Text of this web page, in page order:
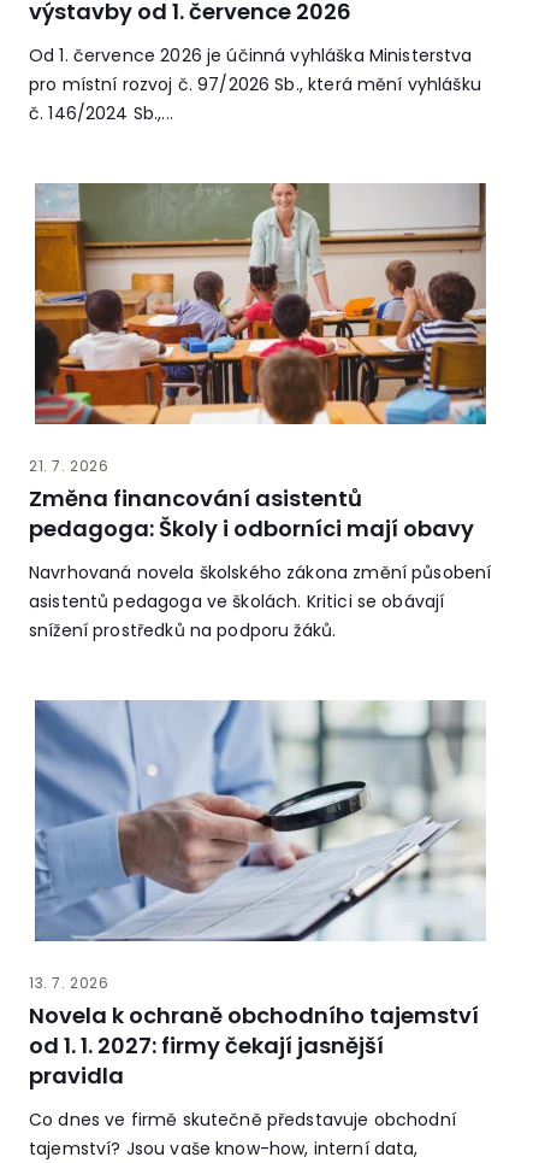
výstavby od 1. července 2026
Od 1. července 2026 je účinná vyhláška Ministerstva
pro místní rozvoj č. 97/2026 Sb., která mění vyhlášku
č. 146/2024 Sb.,...
21. 7. 2026
Změna financování asistentů
pedagoga: Školy i odborníci mají obavy
Navrhovaná novela školského zákona změní působení
asistentů pedagoga ve školách. Kritici se obávají
snížení prostředků na podporu žáků.
13. 7. 2026
Novela k ochraně obchodního tajemství
od 1. 1. 2027: firmy čekají jasnější
pravidla
Co dnes ve firmě skutečně představuje obchodní
tajemství? Jsou vaše know-how, interní data,